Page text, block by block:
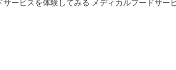
サービスを体験してみる メディカルフードサ